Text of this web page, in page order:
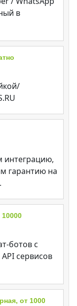
в
интеграцию,
гарантию на
10000
ботов с
сервисов
от 1000